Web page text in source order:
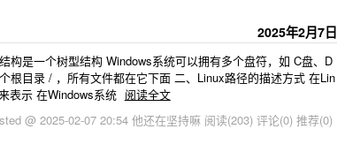
2025年2月7日
构是一个树型结构 Windows系统可以拥有多个盘符，如 C盘、D
根目录 / ，所有文件都在它下面 二、Linux路径的描述方式 在Lin
表示 在Windows系统 阅读全文
@ 2025-02-07 20:54 他还在坚持嘛 阅读(203) 评论(0) 推荐(0)